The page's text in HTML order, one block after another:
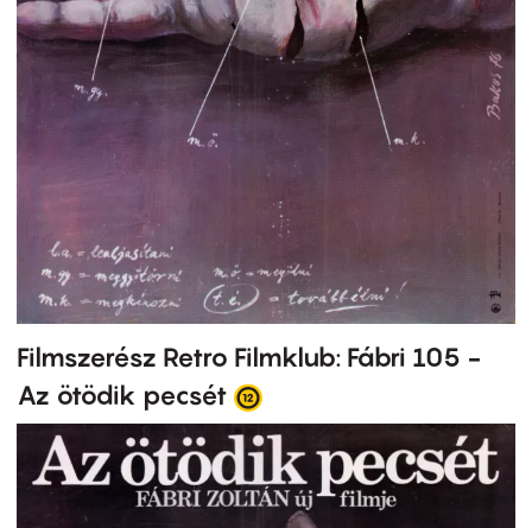
Filmszerész Retro Filmklub: Fábri 105 -
Az ötödik pecsét